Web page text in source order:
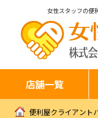
女性スタッフの便
店舗一覧
便利屋クライアント